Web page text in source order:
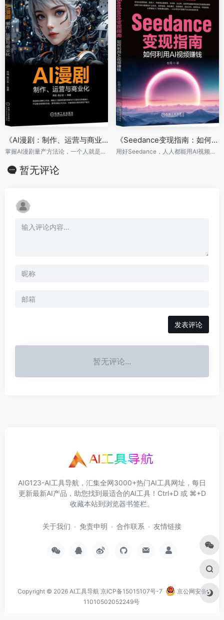
《AI漫剧：制作、运营与商业化》
掌握AI漫剧量产方法论，一个人就是一个剧组
《Seedance变现指南：如何利用AI视频赚钱》
用好Seedance，人人都能用AI视频赚钱
暂无评论
发表评论
暂无评论...
AIG123-AI工具导航，汇集全网3000+热门AI工具网址，每日
更新最新AI产品，助您找到最适合的AI工具！Ctrl+D 或 ⌘+D
收藏本站到浏览器书签栏。
关于我们 免责申明 合作联系 友情链接
Copyright © 2026 AI工具导航 京ICP备15015107号-7
京公网安备
11010502052249号